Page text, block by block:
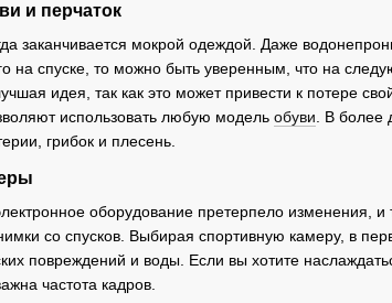
и перчаток
заканчивается мокрой одеждой. Даже
на спуске, то можно быть уверенным, что на
идея, так как это может привести к потере
использовать любую модель обуви . В
грибок и плесень.
оборудование претерпело изменения,
со спусков. Выбирая спортивную камеру, в
повреждений и воды. Если вы хотите
частота кадров.